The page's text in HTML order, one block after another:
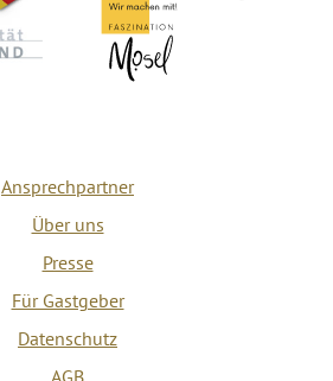
Ansprechpartner
Über uns
Presse
Für Gastgeber
Datenschutz